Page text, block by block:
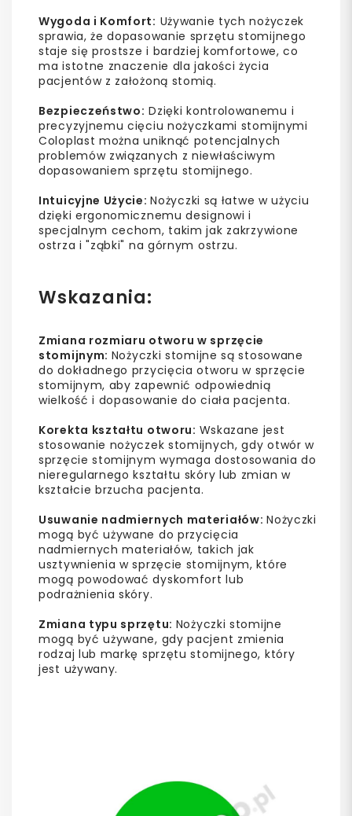
Wygoda i Komfort: Używanie tych nożyczek
sprawia, że dopasowanie sprzętu stomijnego
staje się prostsze i bardziej komfortowe, co
ma istotne znaczenie dla jakości życia
pacjentów z założoną stomią.
Bezpieczeństwo: Dzięki kontrolowanemu i
precyzyjnemu cięciu nożyczkami stomijnymi
Coloplast można uniknąć potencjalnych
problemów związanych z niewłaściwym
dopasowaniem sprzętu stomijnego.
Intuicyjne Użycie:Nożyczki są łatwe w użyciu
dzięki ergonomicznemu designowi i
specjalnym cechom, takim jak zakrzywione
ostrza i "ząbki" na górnym ostrzu.
Wskazania:
Zmiana rozmiaru otworu w sprzęcie
stomijnym: Nożyczki stomijne są stosowane
do dokładnego przycięcia otworu w sprzęcie
stomijnym, aby zapewnić odpowiednią
wielkość i dopasowanie do ciała pacjenta.
Korekta kształtu otworu: Wskazane jest
stosowanie nożyczek stomijnych, gdy otwór w
sprzęcie stomijnym wymaga dostosowania do
nieregularnego kształtu skóry lub zmian w
kształcie brzucha pacjenta.
Usuwanie nadmiernych materiałów:Nożyczki
mogą być używane do przycięcia
nadmiernych materiałów, takich jak
usztywnienia w sprzęcie stomijnym, które
mogą powodować dyskomfort lub
podrażnienia skóry.
Zmiana typu sprzętu: Nożyczki stomijne
mogą być używane, gdy pacjent zmienia
rodzaj lub markę sprzętu stomijnego, który
jest używany.